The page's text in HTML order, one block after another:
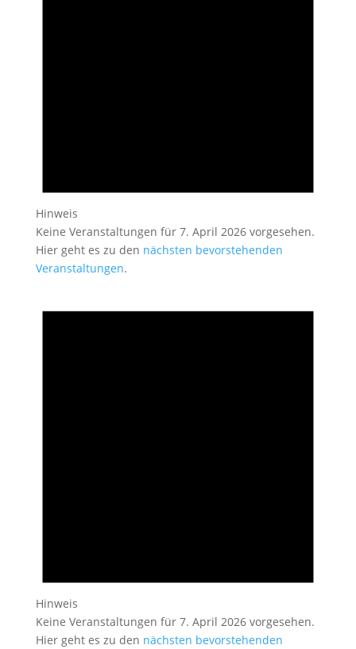
Hinweis
Keine Veranstaltungen für 7. April 2026 vorgesehen.
Hier geht es zu den nächsten bevorstehenden
Veranstaltungen.
Hinweis
Keine Veranstaltungen für 7. April 2026 vorgesehen.
Hier geht es zu den nächsten bevorstehenden